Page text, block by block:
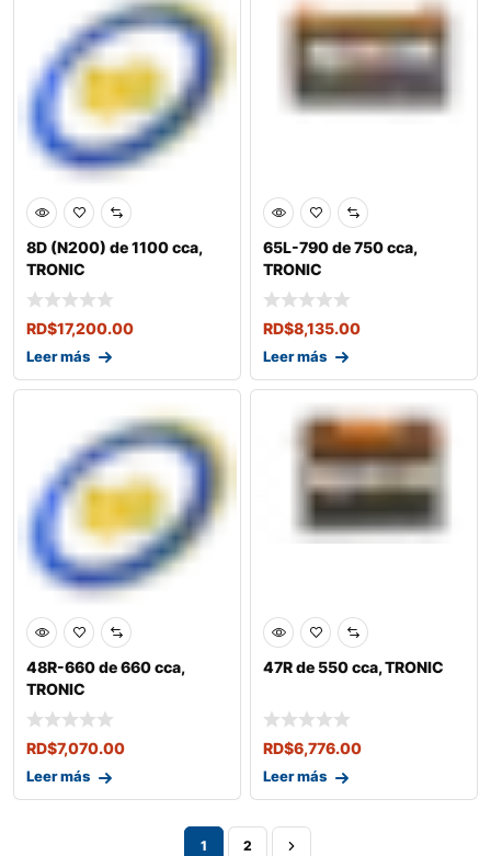
8D (N200) de 1100 cca,
TRONIC
RD$17,200.00
Leer más
65L-790 de 750 cca,
TRONIC
RD$8,135.00
Leer más
48R-660 de 660 cca,
TRONIC
RD$7,070.00
Leer más
47R de 550 cca, TRONIC
RD$6,776.00
Leer más
1 2